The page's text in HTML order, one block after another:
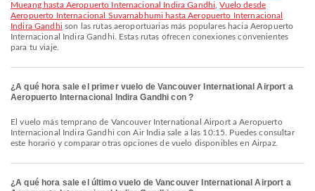
Mueang hasta Aeropuerto Internacional Indira Gandhi ,Vuelo desde
Aeropuerto Internacional Suvarnabhumi hasta Aeropuerto Internacional
Indira Gandhi son las rutas aeroportuarias más populares hacia Aeropuerto
Internacional Indira Gandhi. Estas rutas ofrecen conexiones convenientes
para tu viaje.
¿A qué hora sale el primer vuelo de Vancouver International Airport a
Aeropuerto Internacional Indira Gandhi con ?
El vuelo más temprano de Vancouver International Airport a Aeropuerto
Internacional Indira Gandhi con Air India sale a las 10:15. Puedes consultar
este horario y comparar otras opciones de vuelo disponibles en Airpaz.
¿A qué hora sale el último vuelo de Vancouver International Airport a